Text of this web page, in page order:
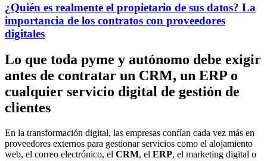
¿Quién es realmente el propietario de sus datos? La
importancia de los contratos con proveedores
digitales
Lo que toda pyme y autónomo debe exigir
antes de contratar un CRM, un ERP o
cualquier servicio digital de gestión de
clientes
En la transformación digital, las empresas confían cada vez más en
proveedores externos para gestionar servicios como el alojamiento
web, el correo electrónico, el CRM, el ERP, el marketing digital o